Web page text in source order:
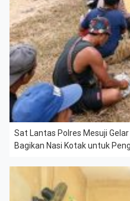
Sat Lantas Polres Mesuji
Bagikan Nasi Kotak untuk